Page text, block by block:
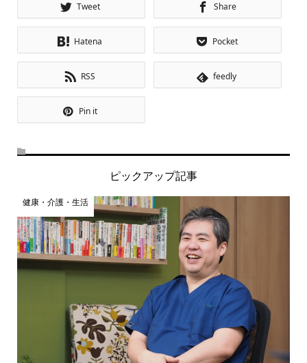
Tweet Share
Hatena Pocket
RSS feedly
Pin it
ピックアップ記事
健康・介護・生活